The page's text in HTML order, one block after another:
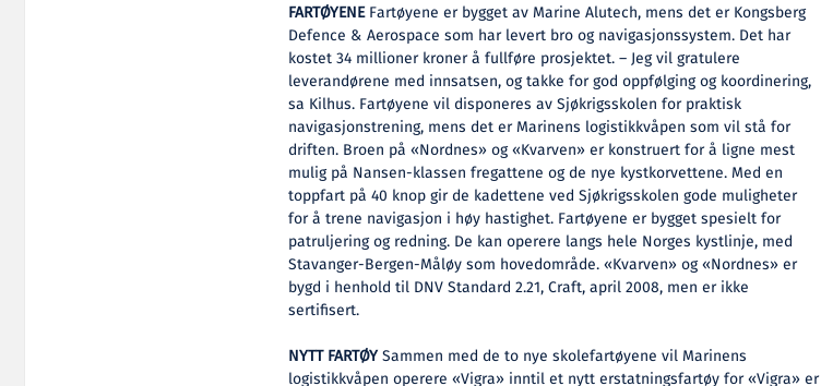
FARTØYENEFartøyene er bygget av Marine Alutech, mens det er Kongsberg
Defence & Aerospace som har levert bro og navigasjonssystem. Det har
kostet 34 millioner kroner å fullføre prosjektet. – Jeg vil gratulere
leverandørene med innsatsen, og takke for god oppfølging og koordinering,
sa Kilhus. Fartøyene vil disponeres av Sjøkrigsskolen for praktisk
navigasjonstrening, mens det er Marinens logistikkvåpen som vil stå for
driften. Broen på «Nordnes» og «Kvarven» er konstruert for å ligne mest
mulig på Nansen-klassen fregattene og de nye kystkorvettene. Med en
toppfart på 40 knop gir de kadettene ved Sjøkrigsskolen gode muligheter
for å trene navigasjon i høy hastighet. Fartøyene er bygget spesielt for
patruljering og redning. De kan operere langs hele Norges kystlinje, med
Stavanger-Bergen-Måløy som hovedområde. «Kvarven» og «Nordnes» er
bygd i henhold til DNV Standard 2.21, Craft, april 2008, men er ikke
sertifisert.
NYTT FARTØYSammen med de to nye skolefartøyene vil Marinens
logistikkvåpen operere «Vigra» inntil et nytt erstatningsfartøy for «Vigra» er